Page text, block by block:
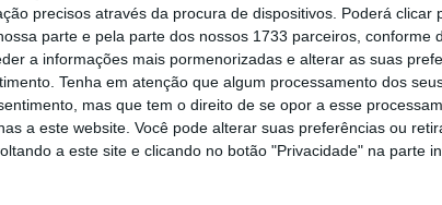
precisos através da procura de dispositivos. Poderá clicar
parte e pela parte dos nossos 1733 parceiros, conforme
a informações mais pormenorizadas e alterar as suas
Tenha em atenção que algum processamento dos
mas que tem o direito de se opor a esse
a este website. Você pode alterar suas preferências ou
a este site e clicando no botão "Privacidade" na parte
das empresas permite que os
escolham a sua viatura entre um leque
e modelos definido pela organização,